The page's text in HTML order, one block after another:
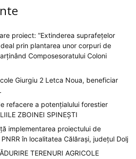
proiect: ”Extinderea suprafețelor
prin plantarea unor corpuri de
Composesoratului Coloni
Giurgiu 2 Letca Noua, beneficiar
refacere a potențialului forestier
ZBOINEI SPINEȘTI
implementarea proiectului de
în localitatea Călărași, județul Dolj
TERENURI AGRICOLE